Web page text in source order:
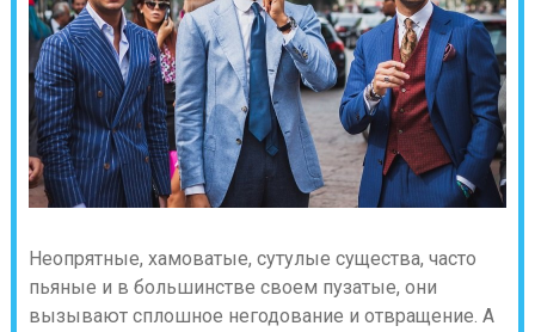
Неопрятные, хамоватые, сутулые существа, часто
пьяные и в большинстве своем пузатые, они
вызывают сплошное негодование и отвращение. А